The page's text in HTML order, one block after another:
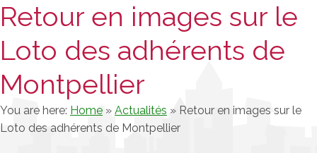
Retour en images sur le
Loto des adhérents de
Montpellier
You are here: Home » Actualités » Retour en images sur le
Loto des adhérents de Montpellier